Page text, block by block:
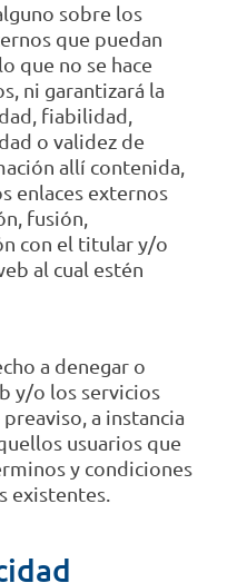
sobre los
que puedan
que no se hace
ni garantizará la
fiabilidad,
o validez de
allí contenida,
enlaces externos
fusión,
con el titular y/o
al cual estén
a denegar o
y/o los servicios
a instancia
usuarios que
y condiciones
existentes.